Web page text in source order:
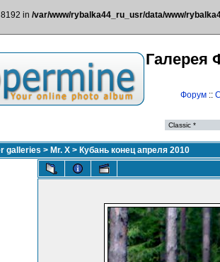
in /var/www/rybalka44_ru_usr/data/www/
Галерея
Форум::
galleries > Mr. X > Кубань конец апреля 2010